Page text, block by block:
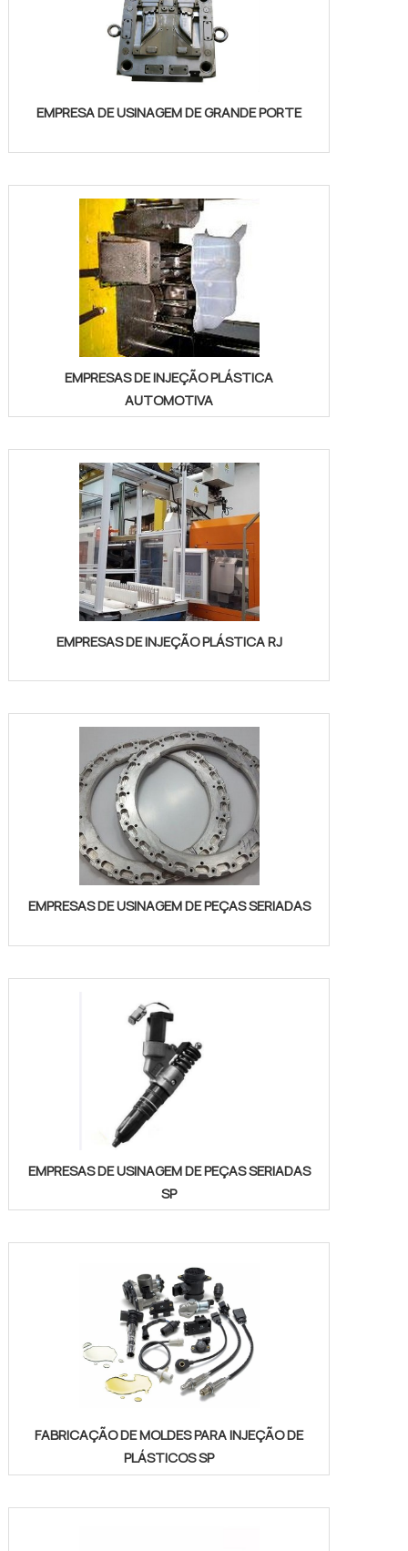
EMPRESA DE USINAGEM DE GRANDE PORTE
EMPRESAS DE INJEÇÃO PLÁSTICA
AUTOMOTIVA
EMPRESAS DE INJEÇÃO PLÁSTICA RJ
EMPRESAS DE USINAGEM DE PEÇAS SERIADAS
EMPRESAS DE USINAGEM DE PEÇAS SERIADAS
SP
FABRICAÇÃO DE MOLDES PARA INJEÇÃO DE
PLÁSTICOS SP